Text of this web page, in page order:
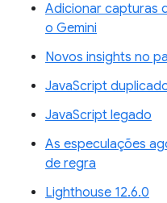
Adicionar capturas
o Gemini
Novos insights no
JavaScript
JavaScript legado
As especulações
de regra
Lighthouse 12.6.0